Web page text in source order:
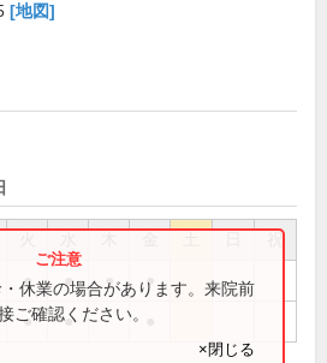
[地図]
祝
● ● ● ●
● ●
休業の場合があります。来院前
ご確認ください。
×閉じる